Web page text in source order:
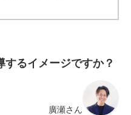
するイメージですか？
廣瀬さん